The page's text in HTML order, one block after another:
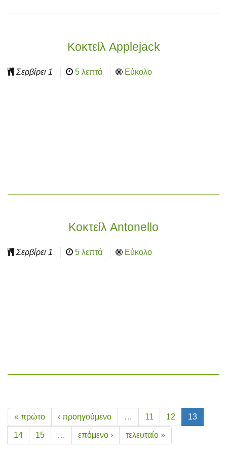
Κοκτείλ Applejack
Σερβίρει 1 5 λεπτά Εύκολο
Κοκτείλ Antonello
Σερβίρει 1 5 λεπτά Εύκολο
« πρώτο ‹ προηγούμενο … 11 12 13
14 15 … επόμενο › τελευταίο »